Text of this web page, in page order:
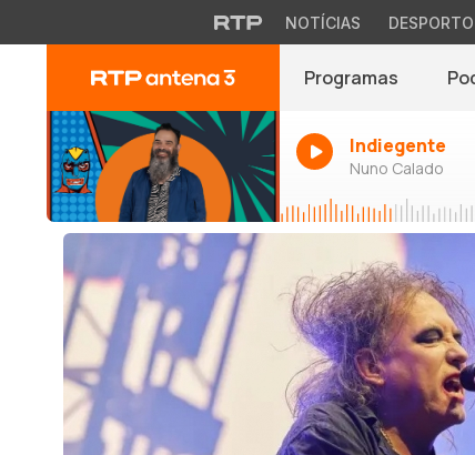
NOTÍCIAS DESPORTO
Programas
Indiegente
Nuno Calado